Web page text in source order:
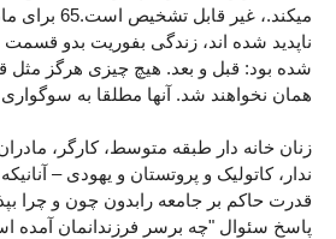
میکند.، غیر
ناپدید شده اند، زندگی بفوریت بدو
شده بود: قبل و بعد. هیچ چیزی هرگز مثل
همان نخواهند شد. آنها مطلقا به
زنان خانه دار طبقه متوسط، کارگر،
ندار، کاتولیک و پروتستان و یهودی –
قدرت حاکم بر جامعه رابدون چون و چرا
پاسخ سئوال "چه برسر فرزندانمان آمده